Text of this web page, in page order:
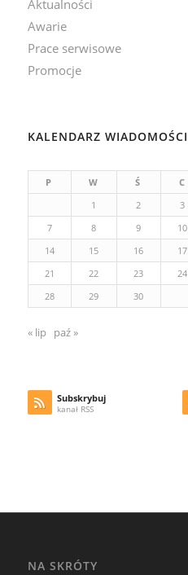
Aktualności
Awarie
Prace serwisowe
Promocje
KALENDARZ WIADOMOŚCI
P W Ś C
1
2 3
7
8 9 10
14
15 16 17
21
22 23 24
28
29 30
« lip paź »
Subskrybuj
kanał RSS
NA SKRÓTY